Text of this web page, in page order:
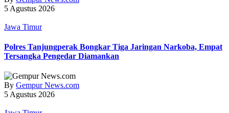
5 Agustus 2026
Jawa Timur
Polres Tanjungperak Bongkar Tiga Jaringan Narkoba, Empat
Tersangka Pengedar Diamankan
By Gempur News.com
5 Agustus 2026